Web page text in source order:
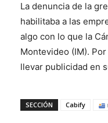
La denuncia de la
habilitaba a las
algo con lo que la
Montevideo (IM).
llevar publicidad en
SECCIÓN Cabify